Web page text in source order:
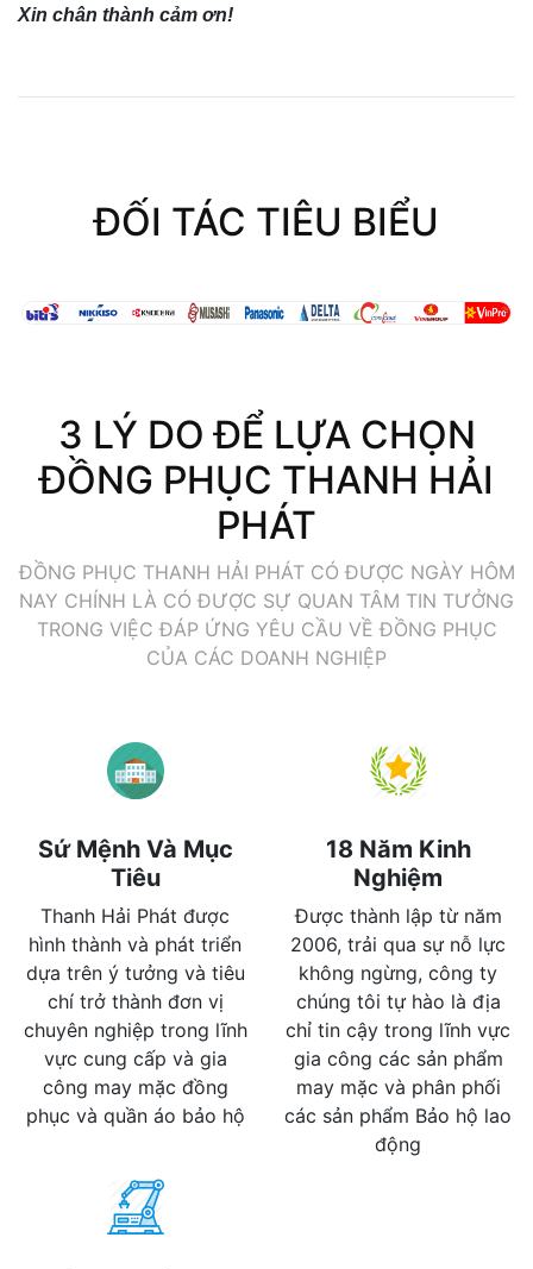
Xin chân thành cảm ơn!
ĐỐI TÁC TIÊU BIỂU
3 LÝ DO ĐỂ LỰA CHỌN
ĐỒNG PHỤC THANH HẢI
PHÁT
ĐỒNG PHỤC THANH HẢI PHÁT CÓ ĐƯỢC NGÀY HÔM
NAY CHÍNH LÀ CÓ ĐƯỢC SỰ QUAN TÂM TIN TƯỞNG
TRONG VIỆC ĐÁP ỨNG YÊU CẦU VỀ ĐỒNG PHỤC
CỦA CÁC DOANH NGHIỆP
Sứ Mệnh Và Mục
Tiêu
Thanh Hải Phát được
hình thành và phát triển
dựa trên ý tưởng và tiêu
chí trở thành đơn vị
chuyên nghiệp trong lĩnh
vực cung cấp và gia
công may mặc đồng
phục và quần áo bảo hộ
18 Năm Kinh
Nghiệm
Được thành lập từ năm
2006, trải qua sự nỗ lực
không ngừng, công ty
chúng tôi tự hào là địa
chỉ tin cậy trong lĩnh vực
gia công các sản phẩm
may mặc và phân phối
các sản phẩm Bảo hộ lao
động